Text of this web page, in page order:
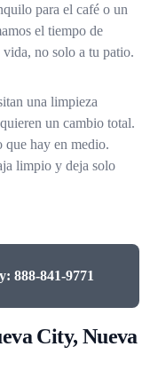
para el café o un
el tiempo de
vida, no solo a tu patio.
una limpieza
un cambio total.
hay en medio.
limpio y deja solo
888-841-9771
City, Nueva